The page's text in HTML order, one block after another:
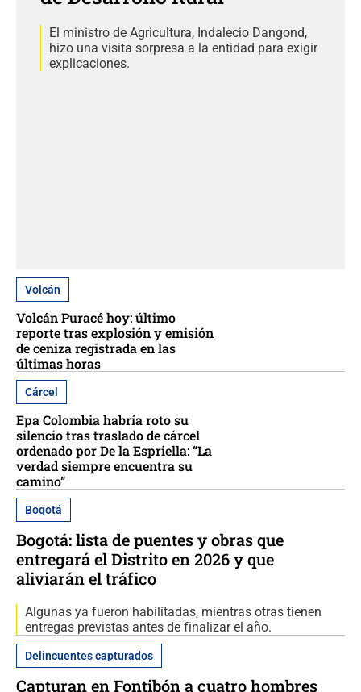
El ministro de Agricultura, Indalecio Dangond,
hizo una visita sorpresa a la entidad para exigir
explicaciones.
Volcán
Volcán Puracé hoy: último
reporte tras explosión y emisión
de ceniza registrada en las
últimas horas
Cárcel
Epa Colombia habría roto su
silencio tras traslado de cárcel
ordenado por De la Espriella: “La
verdad siempre encuentra su
camino”
Bogotá
Bogotá: lista de puentes y obras que
entregará el Distrito en 2026 y que
aliviarán el tráfico
Algunas ya fueron habilitadas, mientras otras tienen
entregas previstas antes de finalizar el año.
Delincuentes capturados
Capturan en Fontibón a cuatro hombres